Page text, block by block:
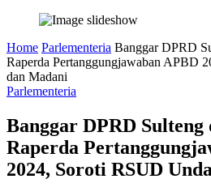
Home Parlementeria Banggar DPRD
Raperda Pertanggungjawaban APBD
dan Madani
Parlementeria
Banggar DPRD Sulteng
Raperda
2024, Soroti RSUD